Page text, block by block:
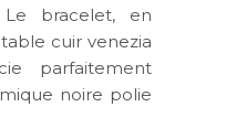
Le bracelet, en
cuir venezia
parfaitement
noire polie